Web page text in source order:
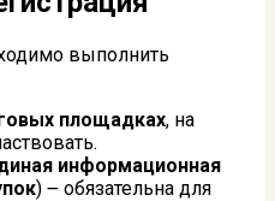
выполнить
площадках, на
информационная
) ౼ обязательна для